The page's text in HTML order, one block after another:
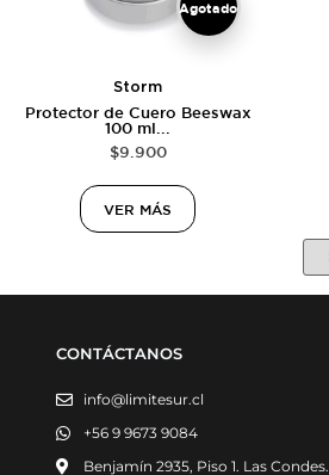
Agotado
Storm
Protector de Cuero Beeswax
100 ml...
$9.900
VER MÁS
CONTÁCTANOS
info@limitesur.cl
+56 9 9673 9084
Benjamín 2935, Piso 1. Las Condes.